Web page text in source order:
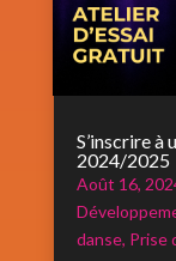
S’inscrire à
2024/2025
Août 16,
danse, Prise